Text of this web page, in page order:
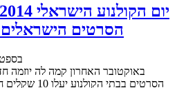
הסרטים
3
הסרטים בבתי